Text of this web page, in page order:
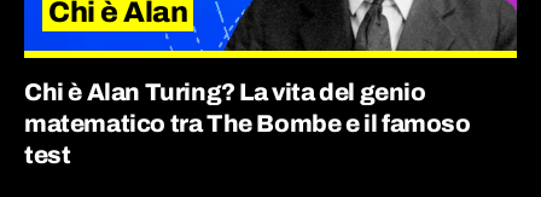
Chi è Alan
Chi è Alan Turing? La vita del genio
matematico tra The Bombe e il famoso
test